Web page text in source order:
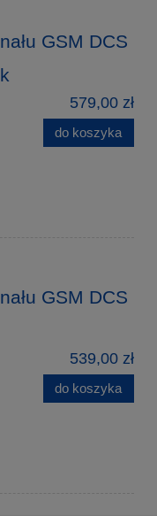
GSM DCS
579,00 zł
do koszyka
GSM DCS
539,00 zł
do koszyka